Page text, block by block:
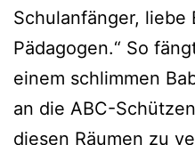
Schulanfänger, liebe
Pädagogen.“ So
einem schlimmen
an die ABC-
diesen Räumen zu